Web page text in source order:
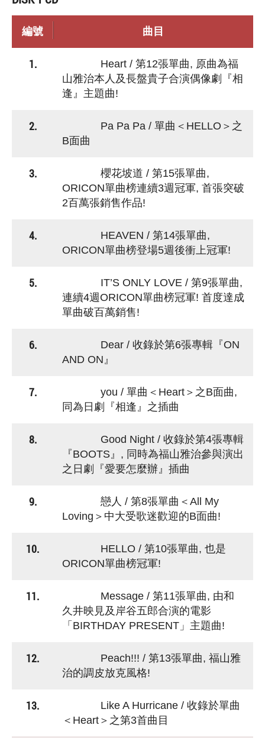
編號 曲目
1.
Heart / 第12張單曲, 原曲為福
山雅治本人及長盤貴子合演偶像劇『相
逢』主題曲!
2.
Pa Pa Pa / 單曲＜HELLO＞之
B面曲
3.
櫻花坡道 / 第15張單曲,
ORICON單曲榜連續3週冠軍, 首張突破
2百萬張銷售作品!
4.
HEAVEN / 第14張單曲,
ORICON單曲榜登場5週後衝上冠軍!
5.
IT’S ONLY LOVE / 第9張單曲,
連續4週ORICON單曲榜冠軍! 首度達成
單曲破百萬銷售!
6.
Dear / 收錄於第6張專輯『ON
AND ON』
7.
you / 單曲＜Heart＞之B面曲,
同為日劇『相逢』之插曲
8.
Good Night / 收錄於第4張專輯
『BOOTS』, 同時為福山雅治參與演出
之日劇『愛要怎麼辦』插曲
9.
戀人 / 第8張單曲＜All My
Loving＞中大受歌迷歡迎的B面曲!
10.
HELLO / 第10張單曲, 也是
ORICON單曲榜冠軍!
11.
Message / 第11張單曲, 由和
久井映見及岸谷五郎合演的電影
「BIRTHDAY PRESENT」主題曲!
12.
Peach!!! / 第13張單曲, 福山雅
治的調皮放克風格!
13.
Like A Hurricane / 收錄於單曲
＜Heart＞之第3首曲目